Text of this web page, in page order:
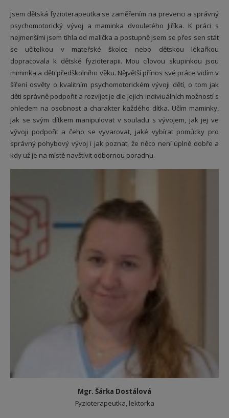
Jsem dětská fyzioterapeutka se zaměřením na prevenci a správný
psychomotorický vývoj a maminka dvouletého Jiříka. K práci s
nejmenšími jsem tíhla od malička a postupně jsem se přes sen stát
se učitelkou v mateřské školce nebo dětskou lékařkou
dopracovala k dětské fyzioterapii. Mou cílovou skupinkou jsou
miminka a děti předškolního věku. Nějvětší přínos své práce vidím v
šíření osvěty o kvalitním psychomotorickém vývoji dětí, o tom jak
děti správně podpořit a rozvíjet je dle jejich indiviuálních možností s
ohledem na osobnost a charakter každého dítka. Učím maminky,
jak se svým dítkem manipulovat v souladu s vývojem, jak jej ve
vývoji podpořit a čeho se vyvarovat, jaké vybírat pomůcky pro
správný pohybový vývoj i jak poznat, že něco není úplně dobře a
kdy už je na místě navštívit odbornou poradnu.
Mgr. Šárka Dostálová
Fyzioterapeutka, lektorka